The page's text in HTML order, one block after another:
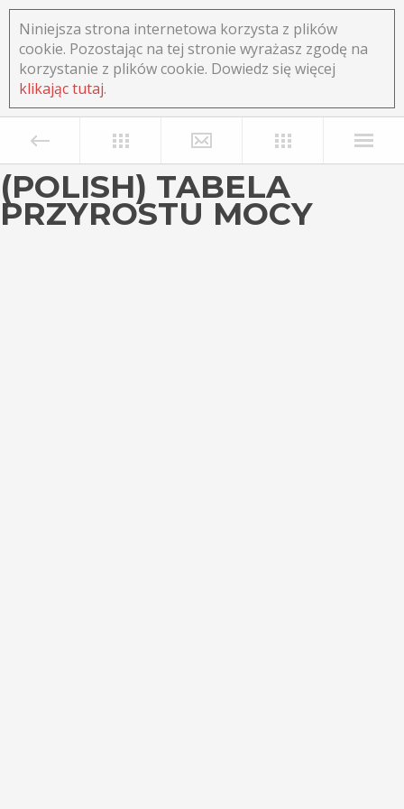
Niniejsza strona internetowa korzysta z plików
cookie. Pozostając na tej stronie wyrażasz zgodę na
korzystanie z plików cookie. Dowiedz się więcej
klikając tutaj.
(POLISH) TABELA
PRZYROSTU MOCY